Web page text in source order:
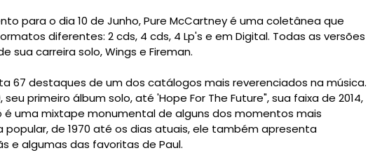
para o dia 10 de Junho, Pure McCartney é uma coletânea que
diferentes: 2 cds, 4 cds, 4 Lp's e em Digital. Todas as versões
sua carreira solo, Wings e Fireman.
67 destaques de um dos catálogos mais reverenciados na música.
seu primeiro álbum solo, até 'Hope For The Future", sua faixa de 2014,
é uma mixtape monumental de alguns dos momentos mais
popular, de 1970 até os dias atuais, ele também apresenta
e algumas das favoritas de Paul.